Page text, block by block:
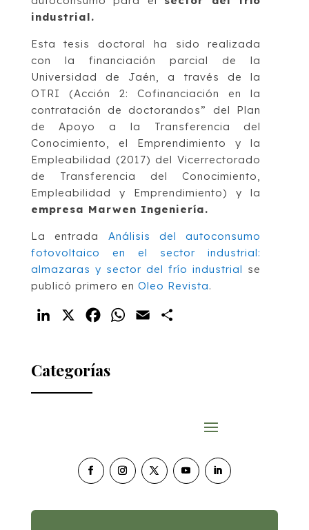
industrial.
Esta tesis doctoral ha sido realizada
con la financiación parcial de la
Universidad de Jaén, a través de la
OTRI (Acción 2: Cofinanciación en la
contratación de doctorandos” del Plan
de Apoyo a la Transferencia del
Conocimiento, el Emprendimiento y la
Empleabilidad (2017) del Vicerrectorado
de Transferencia del Conocimiento,
Empleabilidad y Emprendimiento) y la
empresa Marwen Ingeniería.
La entrada Análisis del autoconsumo
fotovoltaico en el sector industrial:
almazaras y sector del frío industrial se
publicó primero en Oleo Revista.
LinkedIn FacebookWhatsApp
Email
Categorías